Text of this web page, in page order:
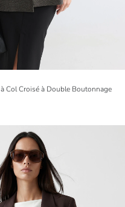
Col Croisé à Double Boutonnage